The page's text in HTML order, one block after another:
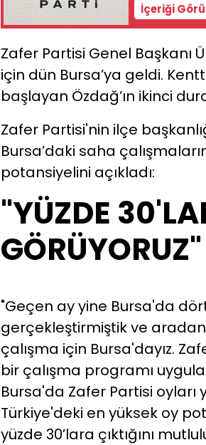
İçeriği
Zafer Partisi Genel Başkanı
için dün Bursa’ya geldi.
başlayan Özdağ’ın ikinci
Zafer Partisi'nin ilçe
Bursa’daki saha
potansiyelini açıkladı:
"YÜZDE
GÖRÜYORUZ"
"Geçen ay yine Bursa'da
gerçekleştirmiştik ve
çalışma için Bursa'dayız.
bir çalışma programı
Bursa'da Zafer Partisi
Türkiye'deki en yüksek oy
yüzde 30’lara çıktığını